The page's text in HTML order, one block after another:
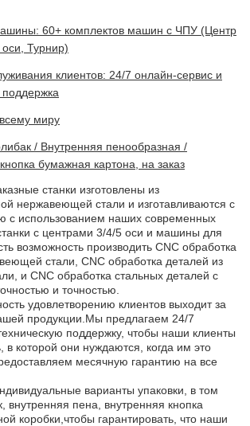
60+ комплектов машин с ЧПУ (Центр
Турнир)
клиентов: 24/7 онлайн-сервис и
поддержка
миру
/ Внутренняя пенообразная /
бумажная картона, на заказ
станки изготовлены из
нержавеющей стали и изготавливаются с
с использованием наших современных
с центрами 3/4/5 оси и машины для
возможность производить CNC обработка
стали, CNC обработка деталей из
и CNC обработка стальных деталей с
и точностью.
удовлетворению клиентов выходит за
продукции.Мы предлагаем 24/7
поддержку, чтобы наши клиенты
которой они нуждаются, когда им это
месячную гарантию на все
варианты упаковки, в том
внутренняя пена, внутренняя кнопка
коробки,чтобы гарантировать, что наши